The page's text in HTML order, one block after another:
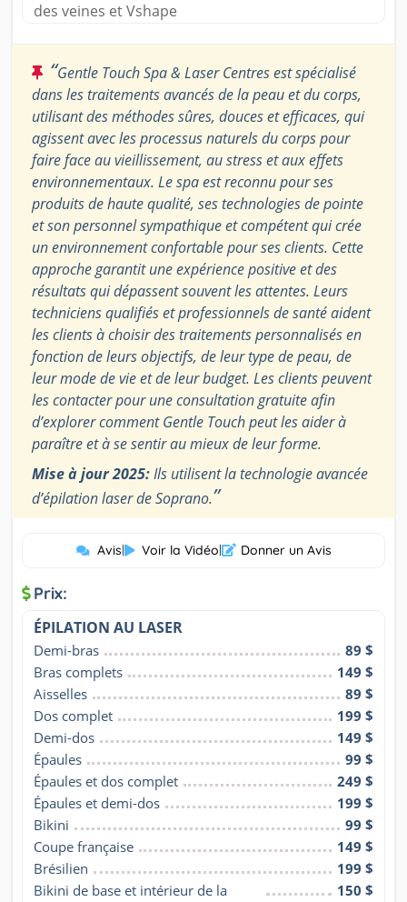
des veines et Vshape
“Gentle Touch Spa & Laser Centres est spécialisé
dans les traitements avancés de la peau et du corps,
utilisant des méthodes sûres, douces et efficaces, qui
agissent avec les processus naturels du corps pour
faire face au vieillissement, au stress et aux effets
environnementaux. Le spa est reconnu pour ses
produits de haute qualité, ses technologies de pointe
et son personnel sympathique et compétent qui crée
un environnement confortable pour ses clients. Cette
approche garantit une expérience positive et des
résultats qui dépassent souvent les attentes. Leurs
techniciens qualifiés et professionnels de santé aident
les clients à choisir des traitements personnalisés en
fonction de leurs objectifs, de leur type de peau, de
leur mode de vie et de leur budget. Les clients peuvent
les contacter pour une consultation gratuite afin
d’explorer comment Gentle Touch peut les aider à
paraître et à se sentir au mieux de leur forme.
Mise à jour 2025:Ils utilisent la technologie avancée
d’épilation laser de Soprano.”
Avis| Voir la Vidéo| Donner un Avis
Prix:
ÉPILATION AU LASER
Demi-bras
89 $
Bras complets
149 $
Aisselles
89 $
Dos complet
199 $
Demi-dos
149 $
Épaules
99 $
Épaules et dos complet
249 $
Épaules et demi-dos
199 $
Bikini
99 $
Coupe française
149 $
Brésilien
199 $
Bikini de base et intérieur de la
150 $